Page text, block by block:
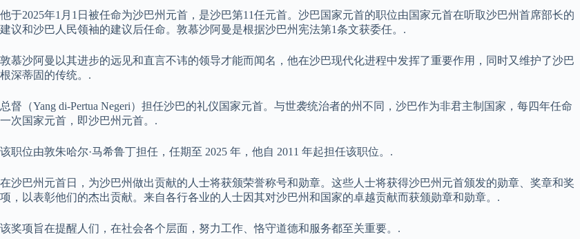
他于2025年1月1日被任命为沙巴州元首，是沙巴第11任元首。沙巴国家元首的职位由国家元首在听取沙巴州首席部长的
建议和沙巴人民领袖的建议后任命。敦慕沙阿曼是根据沙巴州宪法第1条文获委任。.
敦慕沙阿曼以其进步的远见和直言不讳的领导才能而闻名，他在沙巴现代化进程中发挥了重要作用，同时又维护了沙巴
根深蒂固的传统。.
总督（Yang di-Pertua Negeri）担任沙巴的礼仪国家元首。与世袭统治者的州不同，沙巴作为非君主制国家，每四年任命
一次国家元首，即沙巴州元首。.
该职位由敦朱哈尔·马希鲁丁担任，任期至 2025 年，他自 2011 年起担任该职位。.
在沙巴州元首日，为沙巴州做出贡献的人士将获颁荣誉称号和勋章。这些人士将获得沙巴州元首颁发的勋章、奖章和奖
项，以表彰他们的杰出贡献。来自各行各业的人士因其对沙巴州和国家的卓越贡献而获颁勋章和勋章。.
该奖项旨在提醒人们，在社会各个层面，努力工作、恪守道德和服务都至关重要。.